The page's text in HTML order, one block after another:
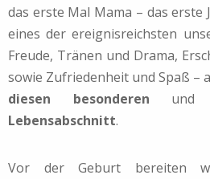
das erste Mal Mama – das erste
eines der ereignisreichsten
Freude, Tränen und Drama,
sowie Zufriedenheit und Spaß –
diesen besonderen und
Lebensabschnitt.
Vor der Geburt bereiten